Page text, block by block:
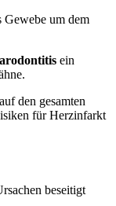
Gewebe um dem
ein
den gesamten
für Herzinfarkt
beseitigt